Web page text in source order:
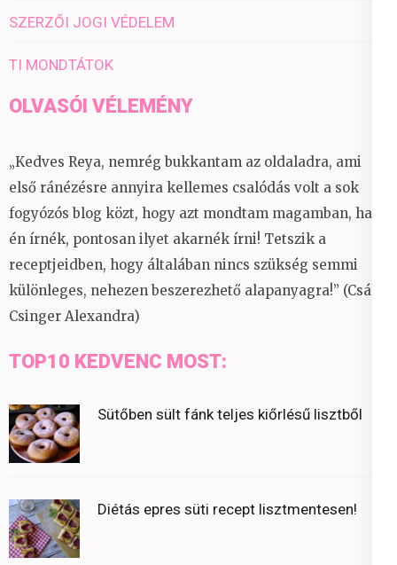
SZERZŐI JOGI VÉDELEM
TI MONDTÁTOK
OLVASÓI VÉLEMÉNY
„Kedves Reya, nemrég bukkantam az oldaladra, ami
első ránézésre annyira kellemes csalódás volt a sok
fogyózós blog közt, hogy azt mondtam magamban, ha
én írnék, pontosan ilyet akarnék írni! Tetszik a
receptjeidben, hogy általában nincs szükség semmi
különleges, nehezen beszerezhető alapanyagra!” (Csáky
Csinger Alexandra)
TOP10 KEDVENC MOST:
Sütőben sült fánk teljes kiőrlésű lisztből
Diétás epres süti recept lisztmentesen!